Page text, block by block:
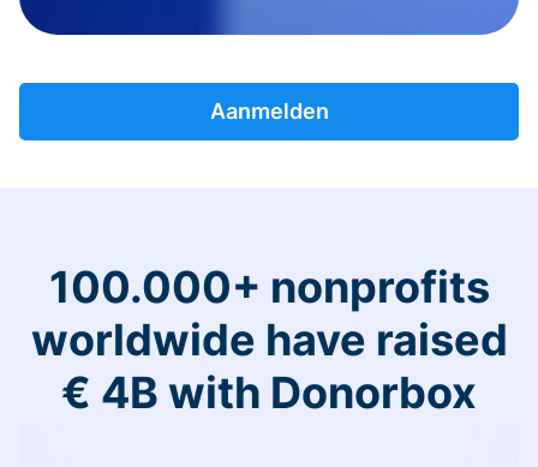
Aanmelden
100.000+ nonprofits
worldwide have raised
€ 4B with Donorbox